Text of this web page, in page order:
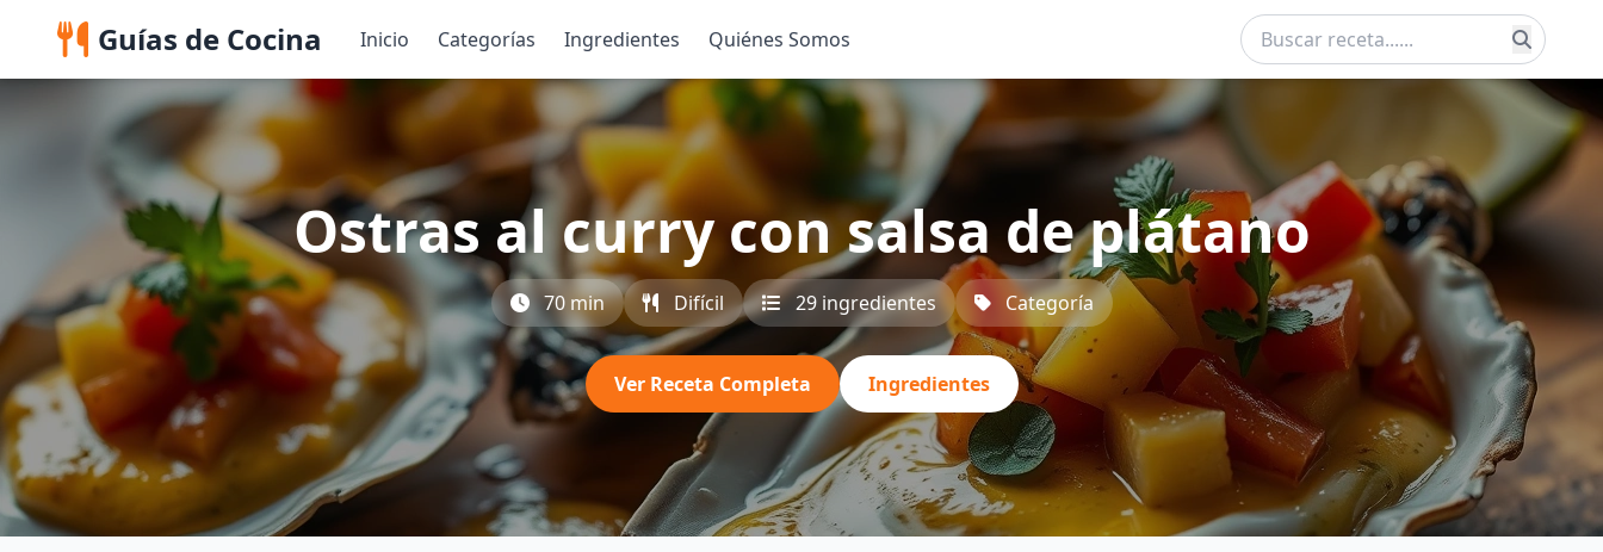
Guías de Cocina Inicio Categorías Ingredientes Quiénes Somos
Ostras al curry con salsa de plátano
70 min Difícil 29 ingredientes Categoría
Ver Receta Completa Ingredientes